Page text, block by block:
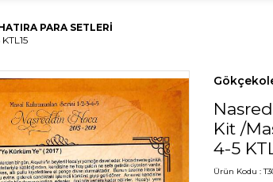
PARA SETLERI
Kit /
4-5
Ürün Kodu :